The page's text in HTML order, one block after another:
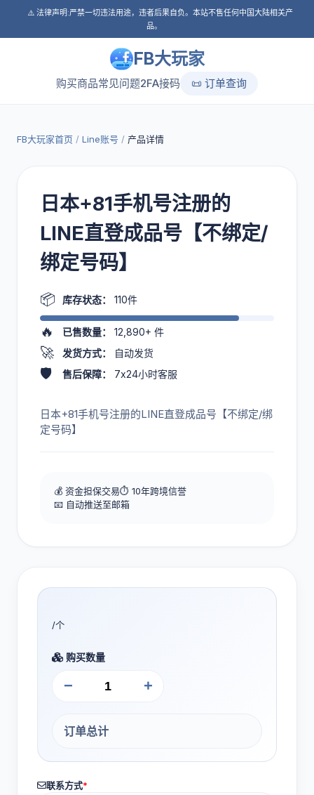
⚠️ 法律声明:严禁一切违法用途，违者后果自负。本站不售任何中国大陆相关产
品。
FB大玩家
购买商品常见问题2FA接码 📜 订单查询
FB大玩家首页 / Line账号 / 产品详情
日本+81手机号注册的
LINE直登成品号【不绑定/
绑定号码】
📦 库存状态： 110件
🔥 已售数量： 12,890+ 件
🚀 发货方式： 自动发货
🛡️ 售后保障： 7x24小时客服
日本+81手机号注册的LINE直登成品号【不绑定/绑
定号码】
💰 资金担保交易⏱️ 10年跨境信誉
📧 自动推送至邮箱
/个
购买数量
− +
订单总计
联系方式*